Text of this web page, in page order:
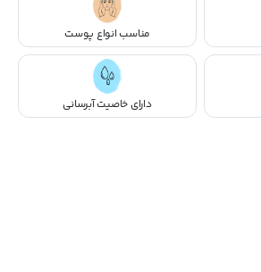
مناسب انواع پوست
دارای خاصیت آبرسانی